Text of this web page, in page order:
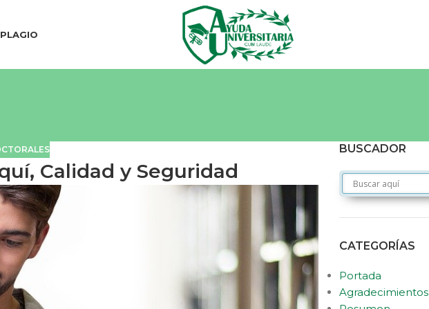
Calidad y Seguridad
BUSCADOR
CATEGORÍAS
Portada
Agradecimientos